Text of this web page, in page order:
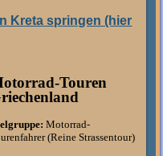
Kreta springen (hier
Touren
Motorrad-
(Reine Strassentour)